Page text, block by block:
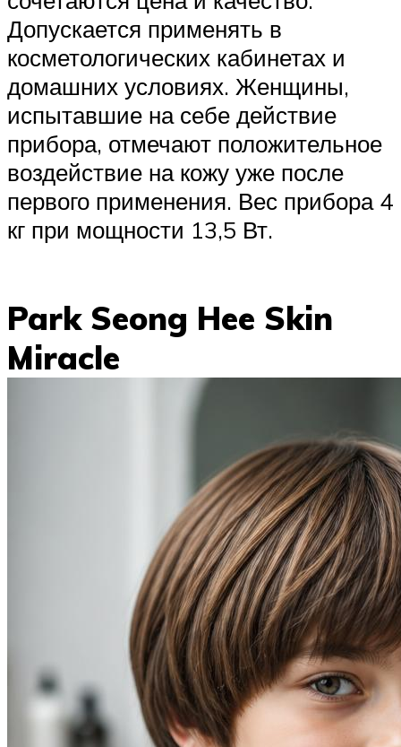
Допускается применять в
косметологических кабинетах и
домашних условиях. Женщины,
испытавшие на себе действие
прибора, отмечают положительное
воздействие на кожу уже после
первого применения. Вес прибора 4
кг при мощности 13,5 Вт.
Park Seong Hee Skin
Miracle